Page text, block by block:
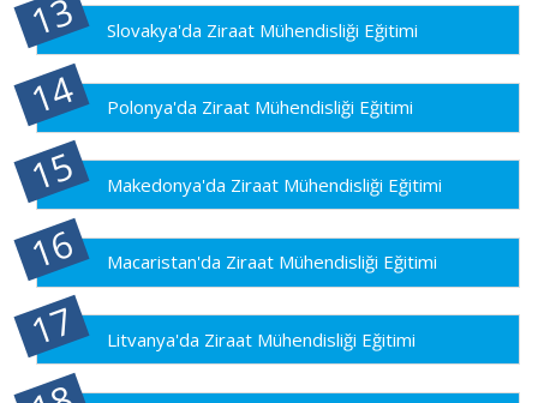
Slovakya'da Ziraat Mühendisliği Eğitimi
Polonya'da Ziraat Mühendisliği Eğitimi
Makedonya'da Ziraat Mühendisliği Eğitimi
Macaristan'da Ziraat Mühendisliği Eğitimi
Litvanya'da Ziraat Mühendisliği Eğitimi